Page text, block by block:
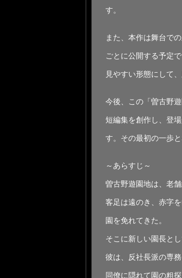
す。
また、本作は舞台で
ごとに公開する予定
見やすい形態にして
今後、この「曽古野
短編集を創作し、登
す。その最初の一歩
～あらすじ～
曽古野遊園地は、老
客足は遠のき、赤字
園を免れてきた。
そこに新しい園長と
彼は、反社長派の専
同僚に隠れて園の粗